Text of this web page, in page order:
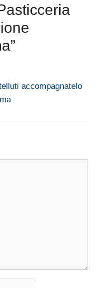
accompagnatelo